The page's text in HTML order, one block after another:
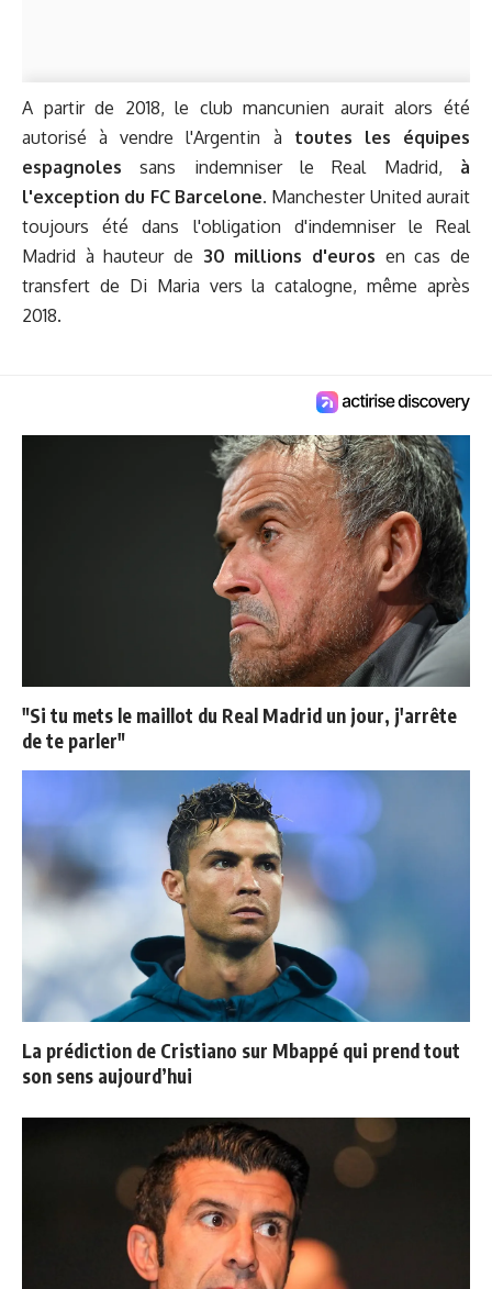
A partir de 2018, le club mancunien aurait alors été
autorisé à vendre l'Argentin à toutes les équipes
espagnoles sans indemniser le Real Madrid, à
l'exception du FC Barcelone. Manchester United aurait
toujours été dans l'obligation d'indemniser le Real
Madrid à hauteur de 30 millions d'euros en cas de
transfert de Di Maria vers la catalogne, même après
2018.
"Si tu mets le maillot du Real Madrid un jour, j'arrête
de te parler"
La prédiction de Cristiano sur Mbappé qui prend tout
son sens aujourd’hui